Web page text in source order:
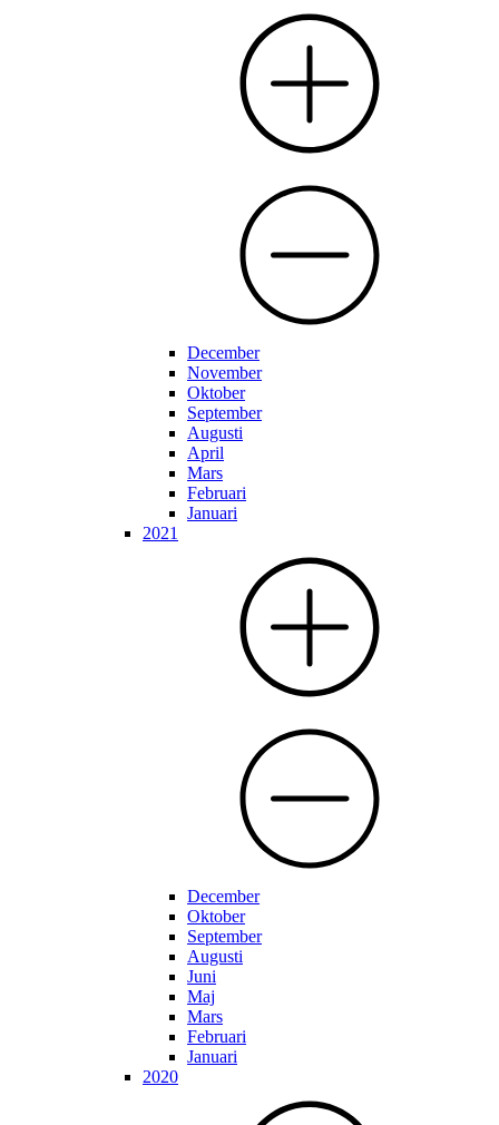
December
November
Oktober
September
Augusti
April
Mars
Februari
Januari
2021
December
Oktober
September
Augusti
Juni
Maj
Mars
Februari
Januari
2020